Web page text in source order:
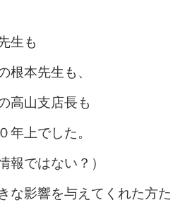
生も
根本先生も、
高山支店長も
年上でした。
報ではない？）
な影響を与えてくれた方た